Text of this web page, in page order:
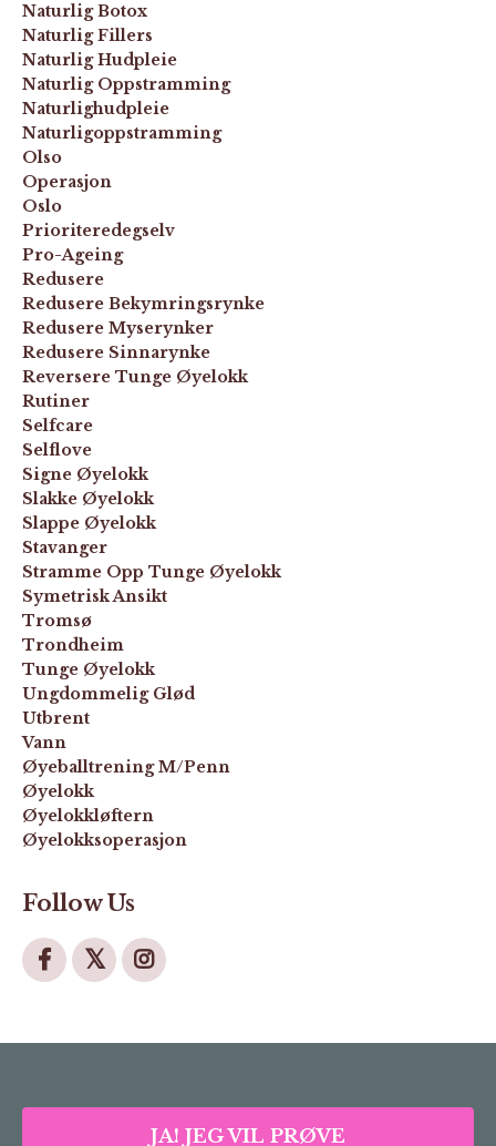
Naturlig Botox
Naturlig Fillers
Naturlig Hudpleie
Naturlig Oppstramming
Naturlighudpleie
Naturligoppstramming
Olso
Operasjon
Oslo
Prioriteredegselv
Pro-Ageing
Redusere
Redusere Bekymringsrynke
Redusere Myserynker
Redusere Sinnarynke
Reversere Tunge Øyelokk
Rutiner
Selfcare
Selflove
Signe Øyelokk
Slakke Øyelokk
Slappe Øyelokk
Stavanger
Stramme Opp Tunge Øyelokk
Symetrisk Ansikt
Tromsø
Trondheim
Tunge Øyelokk
Ungdommelig Glød
Utbrent
Vann
Øyeballtrening M/penn
Øyelokk
Øyelokkløftern
Øyelokksoperasjon
Follow Us
JA! JEG VIL PRØVE